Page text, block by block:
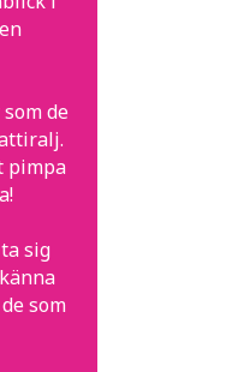
de
pimpa
sig
som